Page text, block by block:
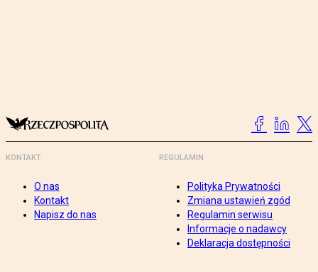
KONTAKT
O nas
Kontakt
Napisz do nas
REGULAMIN
Polityka Prywatności
Zmiana ustawień zgód
Regulamin serwisu
Informacje o nadawcy
Deklaracja dostępności